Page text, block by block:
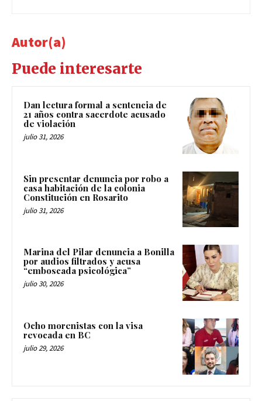
Autor(a)
Puede interesarte
Dan lectura formal a sentencia de
21 años contra sacerdote acusado
de violación
julio 31, 2026
Sin presentar denuncia por robo a
casa habitación de la colonia
Constitución en Rosarito
julio 31, 2026
Marina del Pilar denuncia a Bonilla
por audios filtrados y acusa
“emboscada psicológica”
julio 30, 2026
Ocho morenistas con la visa
revocada en BC
julio 29, 2026